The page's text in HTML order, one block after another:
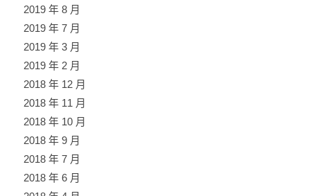
2019 年 8 月
2019 年 7 月
2019 年 3 月
2019 年 2 月
2018 年 12 月
2018 年 11 月
2018 年 10 月
2018 年 9 月
2018 年 7 月
2018 年 6 月